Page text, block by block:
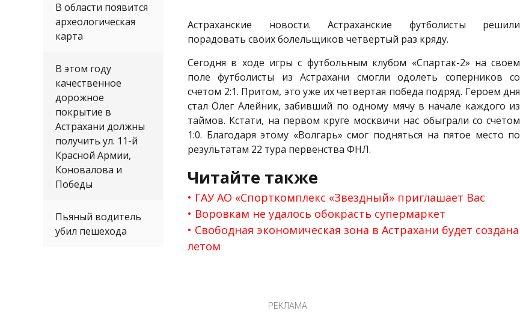
В области появится
археологическая
карта
В этом году
качественное
дорожное
покрытие в
Астрахани должны
получить ул. 11-й
Красной Армии,
Коновалова и
Победы
Пьяный водитель
убил пешехода
Астраханские новости. Астраханские футболисты решили
порадовать своих болельщиков четвертый раз кряду.
Сегодня в ходе игры с футбольным клубом «Спартак-2» на своем
поле футболисты из Астрахани смогли одолеть соперников со
счетом 2:1. Притом, это уже их четвертая победа подряд. Героем дня
стал Олег Алейник, забивший по одному мячу в начале каждого из
таймов. Кстати, на первом круге москвичи нас обыграли со счетом
1:0. Благодаря этому «Волгарь» смог подняться на пятое место по
результатам 22 тура первенства ФНЛ.
Читайте также
ГАУ АО «Спорткомплекс «Звездный» приглашает Вас
Воровкам не удалось обокрасть супермаркет
Свободная экономическая зона в Астрахани будет создана
летом
РЕКЛАМА